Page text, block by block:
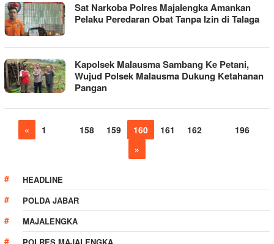
Sat Narkoba Polres Majalengka Amankan
Pelaku Peredaran Obat Tanpa Izin di Talaga
Kapolsek Malausma Sambang Ke Petani,
Wujud Polsek Malausma Dukung Ketahanan
Pangan
« 1 158 159 160 161 162
196
»
HEADLINE
POLDA JABAR
MAJALENGKA